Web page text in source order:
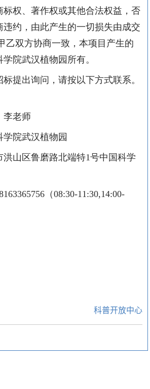
标权、著作权或其他合法权益，否
违约，由此产生的一切损失由成交
乙双方协商一致，本项目产生的
院武汉植物园所有。
标提出询问，请按以下方式联系。
李老师
学院武汉植物园
洪山区鲁磨路北端特1号中国科学
（08:30-11:30,14:00-
科普开放中心